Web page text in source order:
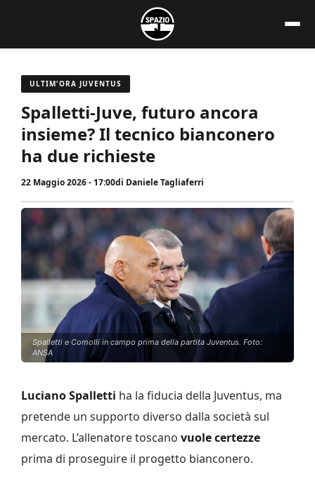
contenuto
ULTIM'ORA JUVENTUS
Spalletti-Juve, futuro ancora
insieme? Il tecnico bianconero
ha due richieste
22 Maggio 2026 - 17:00di Daniele Tagliaferri
Spalletti e Comolli in campo prima della partita Juventus. Foto:
ANSA
Luciano Spalletti ha la fiducia della Juventus, ma
pretende un supporto diverso dalla società sul
mercato. L’allenatore toscano vuole certezze
prima di proseguire il progetto bianconero.